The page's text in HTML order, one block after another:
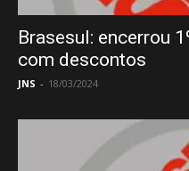
Brasesul: encerrou
com descontos
JNS - 18/03/2024